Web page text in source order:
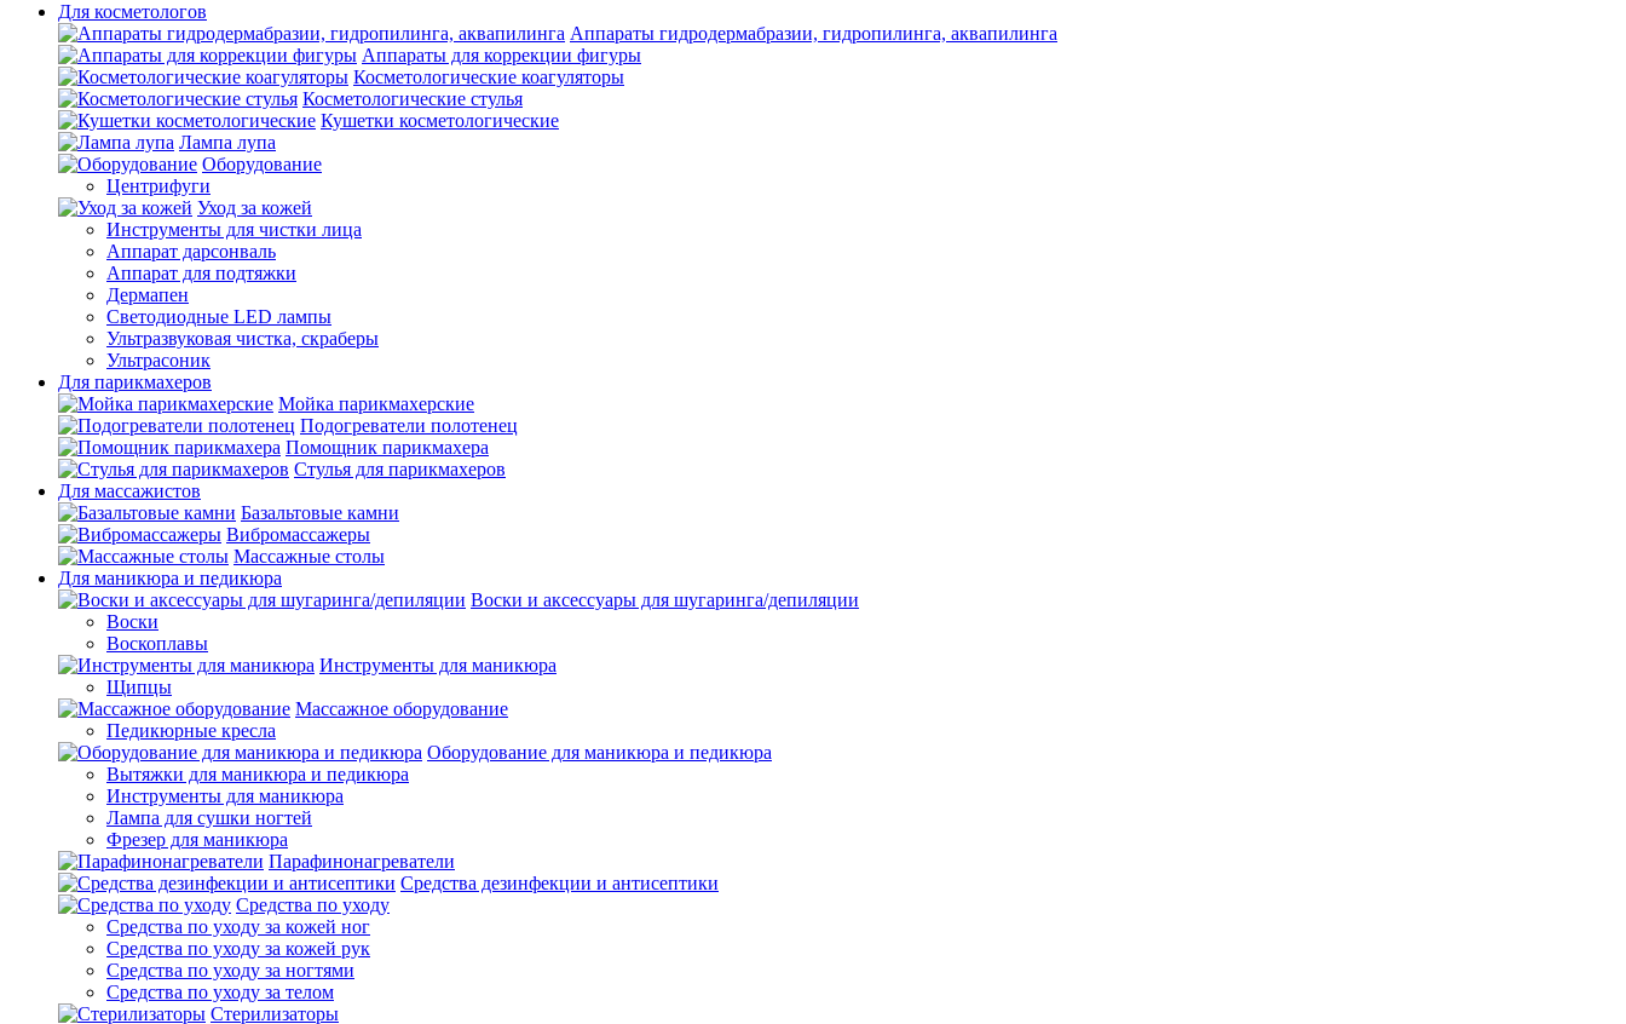
Для косметологов
Аппараты гидродермабразии, гидропилинга, аквапилинга
Аппараты для коррекции фигуры
Косметологические коагуляторы
Косметологические стулья
Кушетки косметологические
Лампа лупа
Оборудование
Центрифуги
Уход за кожей
Инструменты для чистки лица
Аппарат дарсонваль
Аппарат для подтяжки
Дермапен
Светодиодные LED лампы
Ультразвуковая чистка, скраберы
Ультрасоник
Для парикмахеров
Мойка парикмахерские
Подогреватели полотенец
Помощник парикмахера
Стулья для парикмахеров
Для массажистов
Базальтовые камни
Вибромассажеры
Массажные столы
Для маникюра и педикюра
Воски и аксессуары для шугаринга/депиляции
Воски
Воскоплавы
Инструменты для маникюра
Щипцы
Массажное оборудование
Педикюрные кресла
Оборудование для маникюра и педикюра
Вытяжки для маникюра и педикюра
Инструменты для маникюра
Лампа для сушки ногтей
Фрезер для маникюра
Парафинонагреватели
Средства дезинфекции и антисептики
Средства по уходу
Средства по уходу за кожей ног
Средства по уходу за кожей рук
Средства по уходу за ногтями
Средства по уходу за телом
Стерилизаторы